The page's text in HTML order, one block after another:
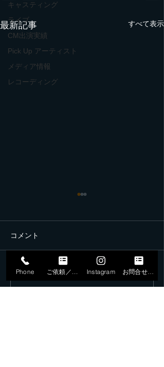
キャスティング
ライブ
CM出演実績
Pick Up アーティスト
メディア情報
レコーディング
最新記事 すべて表示
株式会社スイカン様創立
50周年記念パーティにマ
コメント
コメントを追加…
Phone Instagram お問合せフォーム